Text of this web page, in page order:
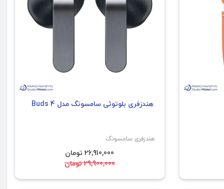
هندزفری بلوتوثی سامسونگ مدل Buds 4
هندزفری سامسونگ
26,910,000 تومان
29,900,000 تومان